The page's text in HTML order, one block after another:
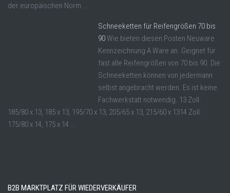
der europäischen Norm ...
Schneeketten für Reifengrößen 70 bis
90Wie bieten diesen Posten Neuware
Kennzeichnung A Ware an. Geignet für
fast alle Reifengrößen von 70 bis 90. Die
Schneeketten können von jedermann
selbst angebracht werden. Es ist keine
Fachwerkstatt notwendig. 13 Zoll:
185/80 x 13, 185 x 13, 195/70 x 13, 205/65 x 13, 215/60 x 1314 Zoll:
175/80 x 14, 175 x 14 ...
B2B MARKTPLATZ FÜR WIEDERVERKÄUFER